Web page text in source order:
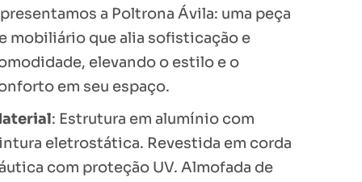
a Poltrona Ávila: uma peça
mobiliário que alia sofisticação e
elevando o estilo e o
em seu espaço.
: Estrutura em alumínio com
eletrostática. Revestida em corda
com proteção UV. Almofada de